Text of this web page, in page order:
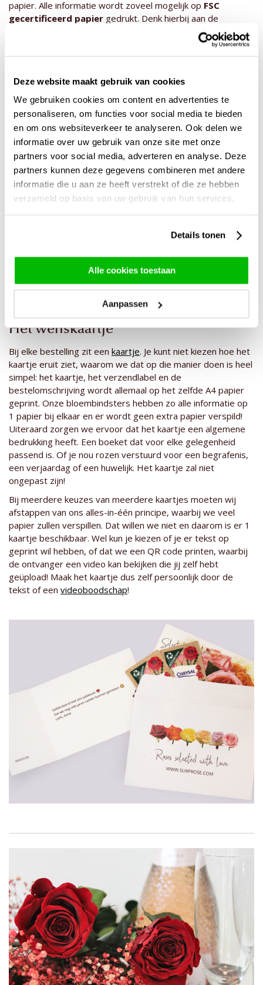
Deze website maakt gebruik van cookies
We gebruiken cookies om content en advertenties te
personaliseren, om functies voor social media te bieden
en om ons websiteverkeer te analyseren. Ook delen we
informatie over uw gebruik van onze site met onze
partners voor social media, adverteren en analyse. Deze
partners kunnen deze gegevens combineren met andere
informatie die u aan ze heeft verstrekt of die ze hebben
verzameld op basis van uw gebruik van hun services.
Details tonen
Alle cookies toestaan
Aanpassen
papier. Alle informatie wordt zoveel mogelijk op FSC
gecertificeerd papier gedrukt. Denk hierbij aan de
envelop, het kaartje en de verzorgingstips! Vrijwel alles kan
vele ideeën voorbij zien komen voor opslag in de garage of
op zolder met onze dozen. De dozen kun je bij het papier
afval verzamelen, samen met de rest van de verpakking, om
zo het papier te recyclen!
Onze boeketten worden tijdens het transport vochtig
gehouden door een freshbag. De rozen krijgen dus een
beetje water, rozenvoeding en een bacterieremmend
middel mee tijdens het transport om de versheid te
waarborgen. Deze freshbag kan (nog) niet bij het groene
afval, we streven samen met onze leverancier naar een
materiaal, dus we zijn goed op weg en werken aan een
Het wenskaartje
Bij elke bestelling zit een kaartje. Je kunt niet kiezen hoe het
kaartje eruit ziet, waarom we dat op die manier doen is heel
simpel: het kaartje, het verzendlabel en de
bestelomschrijving wordt allemaal op het zelfde A4 papier
geprint. Onze bloembindsters hebben zo alle informatie op
1 papier bij elkaar en er wordt geen extra papier verspild!
Uiteraard zorgen we ervoor dat het kaartje een algemene
bedrukking heeft. Een boeket dat voor elke gelegenheid
passend is. Of je nou rozen verstuurd voor een begrafenis,
een verjaardag of een huwelijk. Het kaartje zal niet
ongepast zijn!
Bij meerdere keuzes van meerdere kaartjes moeten wij
afstappen van ons alles-in-één principe, waarbij we veel
papier zullen verspillen. Dat willen we niet en daarom is er 1
kaartje beschikbaar. Wel kun je kiezen of je er tekst op
geprint wil hebben, of dat we een QR code printen, waarbij
de ontvanger een video kan bekijken die jij zelf hebt
geüpload! Maak het kaartje dus zelf persoonlijk door de
tekst of een videoboodschap!